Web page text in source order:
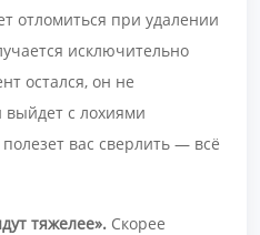
отломиться при удалении
исключительно
остался, он не
выйдет с лохиями
вас сверлить — всё
тяжелее». Скорее